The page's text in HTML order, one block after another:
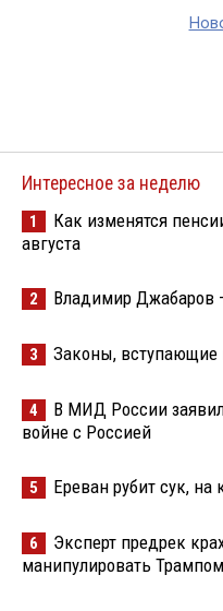
Интересное за неделю
1
Как изменятся
августа
2 Владимир Джабаров
3 Законы, вступающие
4
В МИД России
войне с Россией
5 Ереван рубит сук, на
6
Эксперт предрек
манипулировать Трампом